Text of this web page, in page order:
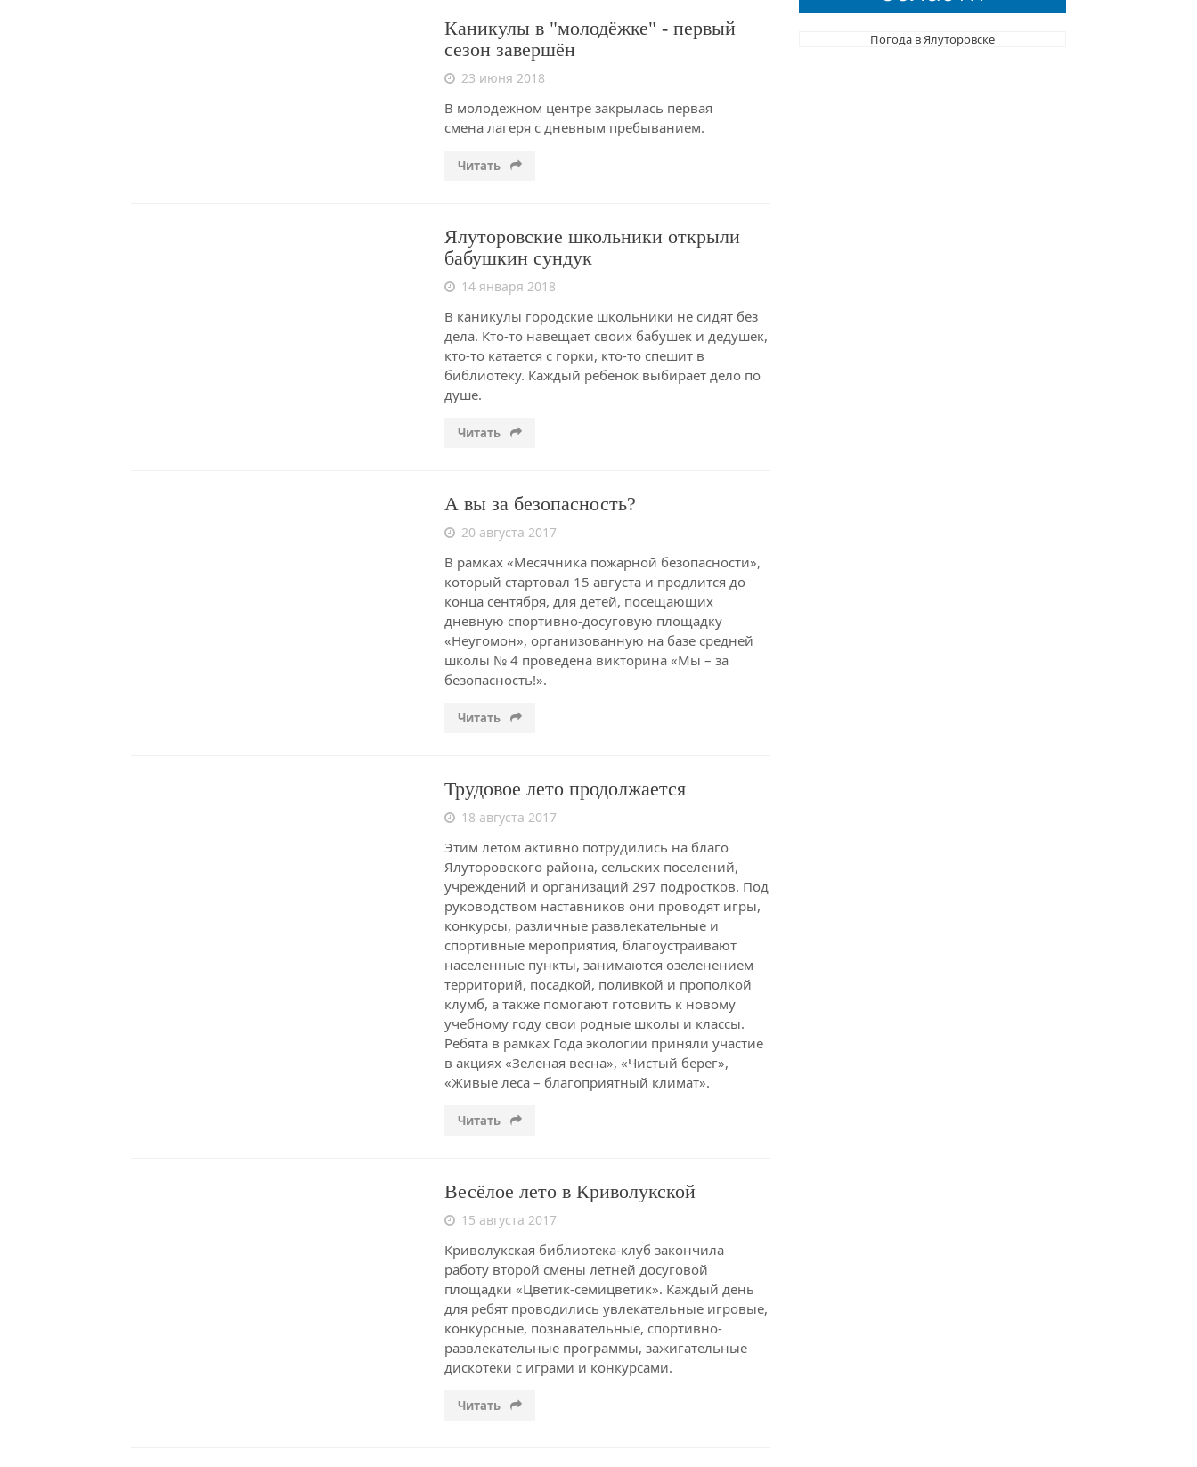
Каникулы в "молодёжке" - первый
сезон завершён
23 июня 2018
В молодежном центре закрылась первая
смена лагеря с дневным пребыванием.
Читать
Ялуторовские школьники открыли
бабушкин сундук
14 января 2018
В каникулы городские школьники не сидят без
дела. Кто-то навещает своих бабушек и дедушек,
кто-то катается с горки, кто-то спешит в
библиотеку. Каждый ребёнок выбирает дело по
душе.
Читать
А вы за безопасность?
20 августа 2017
В рамках «Месячника пожарной безопасности»,
который стартовал 15 августа и продлится до
конца сентября, для детей, посещающих
дневную спортивно-досуговую площадку
«Неугомон», организованную на базе средней
школы № 4 проведена викторина «Мы – за
безопасность!».
Читать
Трудовое лето продолжается
18 августа 2017
Этим летом активно потрудились на благо
Ялуторовского района, сельских поселений,
учреждений и организаций 297 подростков. Под
руководством наставников они проводят игры,
конкурсы, различные развлекательные и
спортивные мероприятия, благоустраивают
населенные пункты, занимаются озеленением
территорий, посадкой, поливкой и прополкой
клумб, а также помогают готовить к новому
учебному году свои родные школы и классы.
Ребята в рамках Года экологии приняли участие
в акциях «Зеленая весна», «Чистый берег»,
«Живые леса – благоприятный климат».
Читать
Весёлое лето в Криволукской
15 августа 2017
Криволукская библиотека-клуб закончила
работу второй смены летней досуговой
площадки «Цветик-семицветик». Каждый день
для ребят проводились увлекательные игровые,
конкурсные, познавательные, спортивно-
развлекательные программы, зажигательные
дискотеки с играми и конкурсами.
Читать
Погода в Ялуторовске